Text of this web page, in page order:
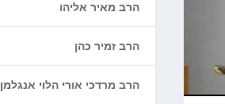
הרב מאיר אליהו
הרב זמיר כהן
הרב מרדכי אורי הלוי אנגלמן